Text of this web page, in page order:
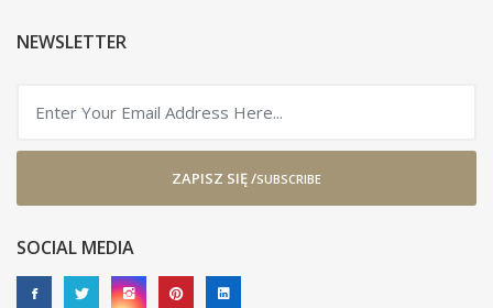
NEWSLETTER
ZAPISZ SIĘ /SUBSCRIBE
SOCIAL MEDIA